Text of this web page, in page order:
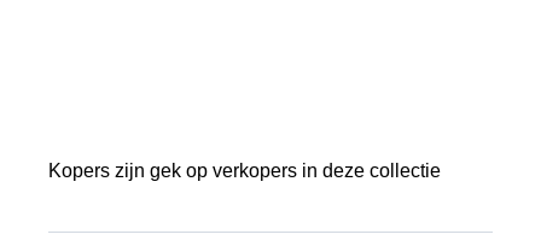
Kopers zijn gek op verkopers in deze collectie